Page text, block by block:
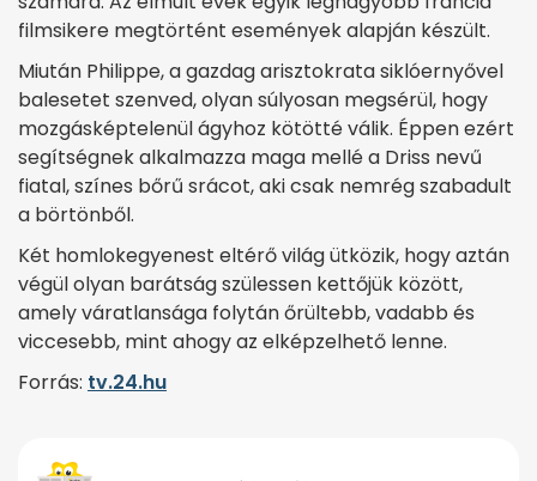
filmsikere megtörtént események alapján készült.
Miután Philippe, a gazdag arisztokrata siklóernyővel
balesetet szenved, olyan súlyosan megsérül, hogy
mozgásképtelenül ágyhoz kötötté válik. Éppen ezért
segítségnek alkalmazza maga mellé a Driss nevű
fiatal, színes bőrű srácot, aki csak nemrég szabadult
a börtönből.
Két homlokegyenest eltérő világ ütközik, hogy aztán
végül olyan barátság szülessen kettőjük között,
amely váratlansága folytán őrültebb, vadabb és
viccesebb, mint ahogy az elképzelhető lenne.
Forrás: tv.24.hu